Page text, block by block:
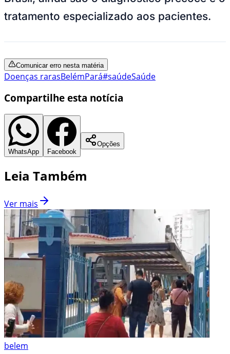
tratamento especializado aos pacientes.
Comunicar erro nesta matéria
Doenças rarasBelémPará#saúdeSaúde
Compartilhe esta notícia
WhatsApp Facebook
Opções
Leia Também
Ver mais
belem